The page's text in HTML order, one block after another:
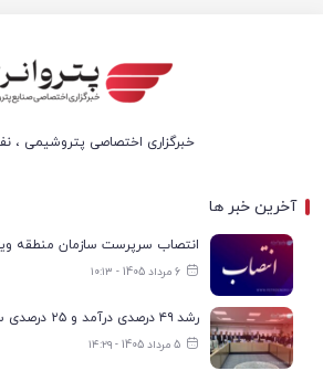
خبرگزاری اختصاصی پتروشیمی ،
آخرین خبر ها
انتصاب سرپرست سازمان منطقه
6 مرداد 1405 - ۱۰:۱۳
5 مرداد 1405 - ۱۴:۲۹